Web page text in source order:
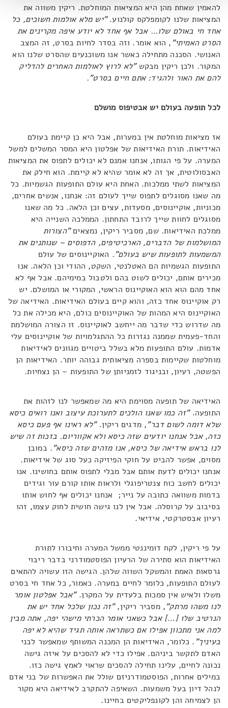
להאמין שאחת מהן היא המציאות המוחלטת. ריקין משווה את
המציאות שלנו לקומפלקס קולנוע."יש מלא אולמות חשוכים, כל
אחד חי באולם שלו… אבל אף אחד לא יודע איפה מקרינים את
הסרט האמיתי", הוא אומר. וזה בסדר לחיות בסרט, זה המצב
האנושי. הסכנה מתחילה כאשר אנו משוכנעים שהסרט שלנו הוא
המקור. ולכן ריקין מבקש"לא לרוץ לאולמות האחרים להדליק
להם את האור ולהגיד: אתם חיים בסרט".
לכל תופעה בעולם יש אבטיפוס מושלם
אז מציאות מוחלטת אין במערות, אבל היא כן קיימת בעולם
האידיאות. תורת האידיאות של אפלטון היא המסר המשלים למשל
המערה. על פי הגותו, אנחנו אמנם לא יכולים לתפוס את המציאות
האבסולוטית, אך זה לא אומר שהיא לא קיימת. הוא חילק את
המציאות לשתי ממלכות. האחת היא עולם התופעות הגשמיות. כל
מה שאנו מסוגלים לתפוס שייך לעולם זה: אנחנו, אנשים אחרים,
מכוניות, אוקיינוסים, מסעדות, עצים וכן הלאה. כל מה שאנו
מסוגלים לחוות שייך לרובד התחתון. הממלכה השנייה היא
ממלכת האידיאות. שם, מסביר ריקין, נמצאים"הצורות
המושלמות של הדברים, הארכיטיפים, הדפוסים – שנותנים את
המשמעות לתופעות שיש בעולם". האוקיינוסים של עולם
התופעות הגשמיות הם האטלנטי, השקט, ההודי וכן הלאה. אנו
מכירים אותם, יכולים לשוט בהם ולטבול במימיהם. אבל אף לא
אחד מהם הוא הוא האוקיינוס הראשי, המקורי או המושלם. יש
רק אוקיינוס אחד כזה, והוא קיים בעולם האידיאות. האידיאה של
האוקיינוס היא המהות של האוקיינוסים כולם, היא מכילה את כל
מה שדרוש כדי שדבר מה ייחשב לאוקיינוס. זו הצורה המושלמת
והחד-פעמית שממנה נגזרות כל ההתגלמויות של אוקיינוסים עלי
אדמות. עולם התופעות מלא בשלל ביטויים מגוונים לאידיאות
מוחלטות שקיימות בספרה מציאותית גבוהה יותר. האידיאות הן
הפשטה, רעיון, ובניגוד לזמניותן של התופעות – הן נצחיות.
האידיאה של תופעה מסוימת היא מה שמאפשר לנו לזהות את
התופעה."זה כמו שאנו הולכים לתערוכת עיצוב ואנו רואים כיסא
שלא דומה לשום דבר", מדגים ריקין. "לא ראינו אף פעם כיסא
כזה, אבל אנחנו יודעים שזה כיסא ולא אקווריום. בזכות זה שיש
לנו בראש אידיאה של כיסא, אנו מזהים שזה כיסא".במובן
מסוים, אפשר להביט על חוקי הפיזיקה כעל סוג של אידיאות.
אנחנו יכולים לדעת אותם אבל מבלי לתפוס אותם בחושינו. אנו
יכולים לחשב כוח צנטריפוגלי ולראות אותו קורם עור וגידים
בדמות משוואה כתובה על נייר; אנחנו יכולים אף לחוש אותו
בסיבוב על קרוסלה. אבל אין לנו גישה חושית לחוק עצמו, זהו
רעיון אבסטרקטי, אידיאי.
על פי ריקין, לקח דומיננטי ממשל המערה וחיבורו לתורת
האידיאות הוא סתירה של הרעיון הפוסטמודרני בדבר ריבוי
גרסאות האמת והמשקל השווה שלהן. הגישה הזו עשויה להתאים
לעולם התופעות, כלומר לחיים במערה. כאמור, כל אחד חי בסרט
משלו ולאיש אין סמכות בלעדית על המקרן."אבל אפלטון אומר
לנו משהו מרתק", מסביר ריקין,"זה נכון שלכל אחד יש את
הנרטיב שלו […] אבל כשאני אומר הכרתי מישהי יפה, אתה מבין
למה אני מתכוון אפילו אם כשתראה אותה תגיד שהיא לא יפה
בעיניך". כלומר, האידיאות הן המכנה המשותף שמאפשר לבני
האדם לתקשר ביניהם. אפילו כדי לא להסכים על איזה גישה
נכונה לחיים, עלינו תחילה להסכים שראוי לאמץ גישה כזו.
במילים אחרות, הפוסטמודרניזם שולל את האפשרות של בני אדם
לנהל דיון בעל משמעות. השאיפה להתקרב לאידיאה היא מקור
הן לצמיחה והן לקונפליקטים בחיינו.